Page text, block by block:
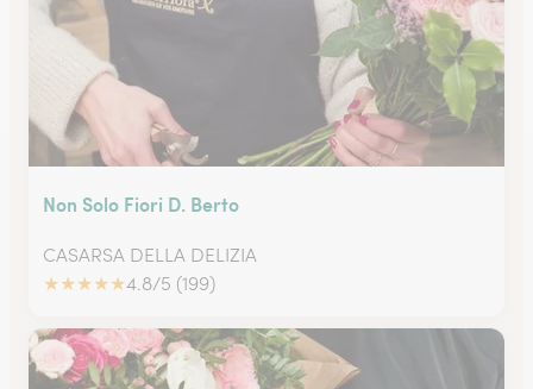
Non Solo Fiori D. Berto
CASARSA DELLA DELIZIA
★★★★★4.8/5 (199)